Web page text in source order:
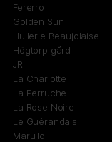
Fererro
Golden Sun
Huilerie Beaujolaise
Högtorp gård
JR
La Charlotte
La Perruche
La Rose Noire
Le Guérandais
Marullo